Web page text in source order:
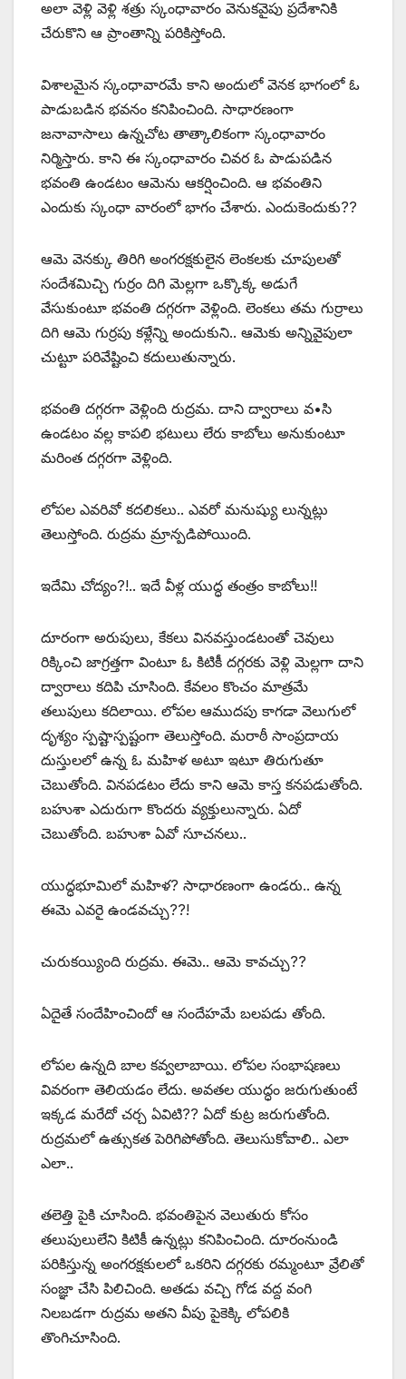
అలా వెళ్లి వెళ్లి శత్రు స్కంధావారం వెనుకవైపు ప్రదేశానికి
చేరుకొని ఆ ప్రాంతాన్ని పరికిస్తోంది.
విశాలమైన స్కంధావారమే కాని అందులో వెనక భాగంలో ఓ
పాడుబడిన భవనం కనిపించింది. సాధారణంగా
జనావాసాలు ఉన్నచోట తాత్కాలికంగా స్కంధావారం
నిర్మిస్తారు. కాని ఈ స్కంధావారం చివర ఓ పాడుపడిన
భవంతి ఉండటం ఆమెను ఆకర్షించింది. ఆ భవంతిని
ఎందుకు స్కంధా వారంలో భాగం చేశారు. ఎందుకెందుకు??
ఆమె వెనక్కు తిరిగి అంగరక్షకులైన లెంకలకు చూపులతో
సందేశమిచ్చి గుర్రం దిగి మెల్లగా ఒక్కొక్క అడుగే
వేసుకుంటూ భవంతి దగ్గరగా వెళ్లింది. లెంకలు తమ గుర్రాలు
దిగి ఆమె గుర్రపు కళ్లేన్ని అందుకుని.. ఆమెకు అన్నివైపులా
చుట్టూ పరివేష్టించి కదులుతున్నారు.
భవంతి దగ్గరగా వెళ్లింది రుద్రమ. దాని ద్వారాలు వ•సి
ఉండటం వల్ల కాపలి భటులు లేరు కాబోలు అనుకుంటూ
మరింత దగ్గరగా వెళ్లింది.
లోపల ఎవరివో కదలికలు.. ఎవరో మనుష్యు లున్నట్లు
తెలుస్తోంది. రుద్రమ మ్రాన్పడిపోయింది.
ఇదేమి చోద్యం?!.. ఇదే వీళ్ల యుద్ధ తంత్రం కాబోలు!!
దూరంగా అరుపులు, కేకలు వినవస్తుండటంతో చెవులు
రిక్కించి జాగ్రత్తగా వింటూ ఓ కిటికీ దగ్గరకు వెళ్లి మెల్లగా దాని
ద్వారాలు కదిపి చూసింది. కేవలం కొంచం మాత్రమే
తలుపులు కదిలాయి. లోపల ఆముదపు కాగడా వెలుగులో
దృశ్యం స్పష్టాస్పష్టంగా తెలుస్తోంది. మరాఠీ సాంప్రదాయ
దుస్తులలో ఉన్న ఓ మహిళ అటూ ఇటూ తిరుగుతూ
చెబుతోంది. వినపడటం లేదు కాని ఆమె కాస్త కనపడుతోంది.
బహుశా ఎదురుగా కొందరు వ్యక్తులున్నారు. ఏదో
చెబుతోంది. బహుశా ఏవో సూచనలు..
యుద్ధభూమిలో మహిళ? సాధారణంగా ఉండరు.. ఉన్న
ఈమె ఎవరై ఉండవచ్చు??!
చురుకయ్యింది రుద్రమ. ఈమె.. ఆమె కావచ్చు??
ఏదైతే సందేహించిందో ఆ సందేహమే బలపడు తోంది.
లోపల ఉన్నది బాల కవ్వలాబాయి. లోపల సంభాషణలు
వివరంగా తెలియడం లేదు. అవతల యుద్ధం జరుగుతుంటే
ఇక్కడ మరేదో చర్చ ఏవిటి?? ఏదో కుట్ర జరుగుతోంది.
రుద్రమలో ఉత్సుకత పెరిగిపోతోంది. తెలుసుకోవాలి.. ఎలా
ఎలా..
తలెత్తి పైకి చూసింది. భవంతిపైన వెలుతురు కోసం
తలుపులులేని కిటికీ ఉన్నట్లు కనిపించింది. దూరంనుండి
పరికిస్తున్న అంగరక్షకులలో ఒకరిని దగ్గరకు రమ్మంటూ వ్రేలితో
సంజ్ఞా చేసి పిలిచింది. అతడు వచ్చి గోడ వద్ద వంగి
నిలబడగా రుద్రమ అతని వీపు పైకెక్కి లోపలికి
తొంగిచూసింది.